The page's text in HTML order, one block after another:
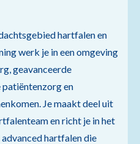
hartfalen en
werk je in een omgeving
geavanceerde
en
Je maakt deel uit
en richt je in het
hartfalen die